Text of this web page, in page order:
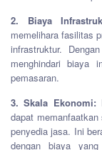
2. Biaya
memelihara fasilitas
infrastruktur.
menghindari biaya
pemasaran.
3. Skala Ekonomi:
dapat
penyedia jasa. Ini
dengan biaya